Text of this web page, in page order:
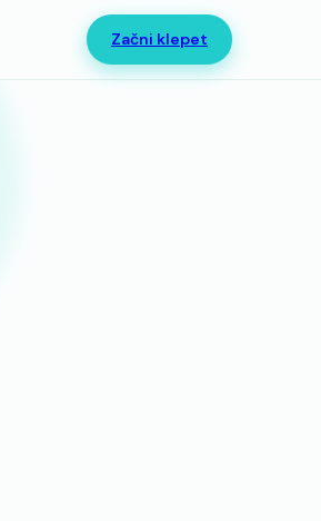
Začni klepet